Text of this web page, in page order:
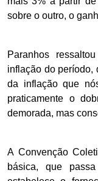
sobre o outro, o
Paranhos
inflação do período,
da inflação que
praticamente o
demorada, mas
A Convenção
básica, que